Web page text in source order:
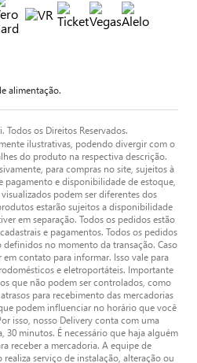
alimentação.
Todos os Direitos Reservados.
ilustrativas, podendo divergir com o
do produto na respectiva descrição.
para compras no site, sujeitos à
pagamento e disponibilidade de estoque,
podem ser diferentes dos
estarão sujeitos a disponibilidade
em separação. Todos os pedidos estão
e pagamentos. Todos os pedidos
no momento da transação. Caso
contato para informar. Isso vale para
e eletroportáteis. Importante
que não podem ser controlados, como
para recebimento das mercadorias
podem influenciar no horário que você
isso, nosso Delivery conta com uma
30 minutos. É necessário que haja alguém
receber a mercadoria. A equipe de
serviço de instalação, alteração ou